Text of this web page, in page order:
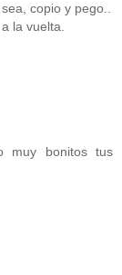
copio y pego..
la vuelta.
muy bonitos tus